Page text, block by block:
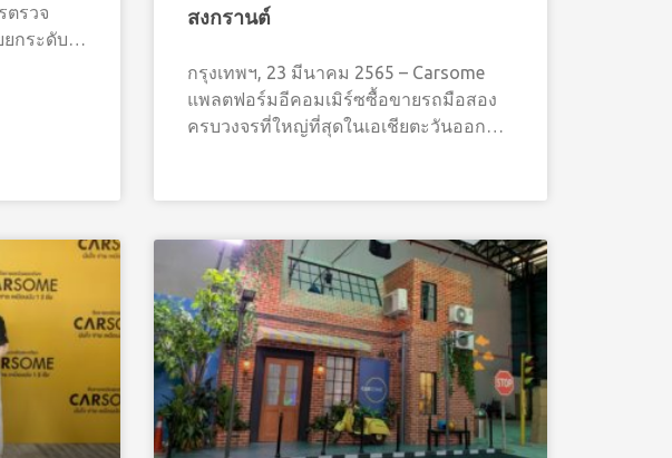
ตรวจ
กระดับ
สงกรานต์
กรุงเทพฯ, 23 มีนาคม 2565 – Carsome
แพลตฟอร์มอีคอมเมิร์ซซื้อขายรถมือสอง
ครบวงจรที่ใหญ่ที่สุดในเอเชียตะวันออก
บางกอก